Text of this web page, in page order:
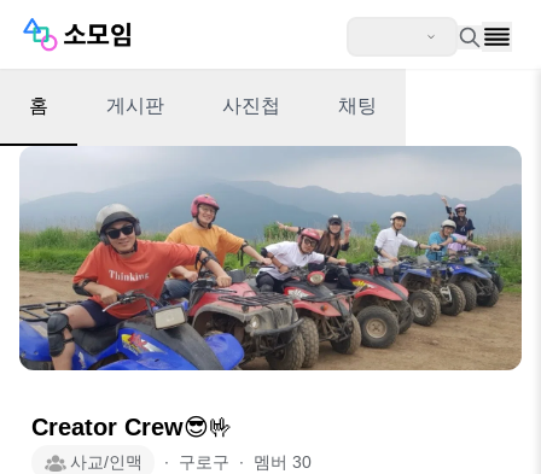
홈 게시판 사진첩 채팅
Creator Crew😎🤟
사교/인맥 ∙ 구로구 ∙ 멤버 30